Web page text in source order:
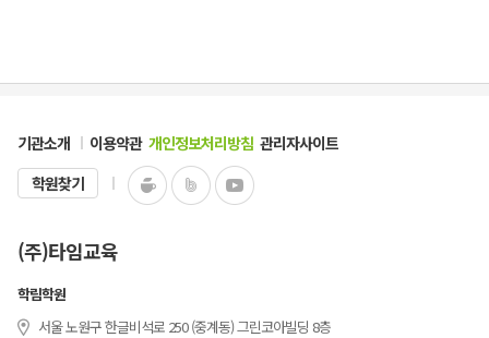
기관소개 이용약관 개인정보처리방침 관리자사이트
학원찾기
(주)타임교육
학림학원
서울 노원구 한글비석로 250 (중계동) 그린코아빌딩 8층